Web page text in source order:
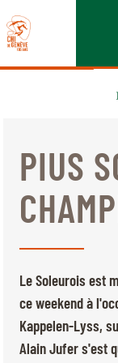
ÉDITION 2026
LE CHIG
MULTIMÉDIA
LIENS RAPIDES
ACCUEIL
DÉPARTS & RÉSULTATS
Jeudi,
PIUS
Le Soleurois est
ce weekend à
Kappelen-Lyss,
Alain Jufer s'est